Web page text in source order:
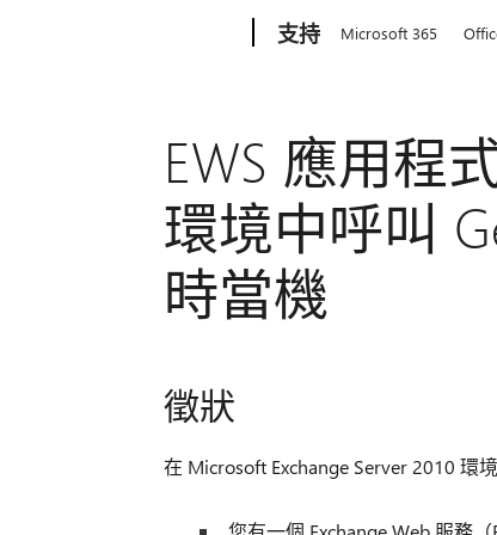
支持 Microsoft 365
EWS 應用程
環境中呼叫
時當機
徵狀
在 Microsoft Exchange Server 2010 環